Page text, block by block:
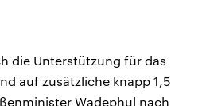
die Unterstützung für das
auf zusätzliche knapp 1,5
Wadephul nach